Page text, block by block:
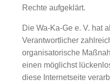
Rechte aufgeklärt.
Die Wa-Ka-Ge e. V. hat
Verantwortlicher
organisatorische
einen möglichst
diese Internetseite